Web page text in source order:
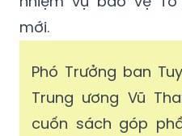
mới.
Phó Trưởng ban
Trung ương Vũ
cuốn sách góp